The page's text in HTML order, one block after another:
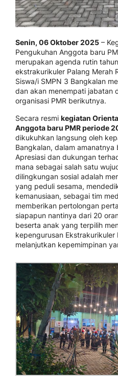
Senin, 06 Oktober 2025 –
Pengukuhan Anggota baru
merupakan agenda rutin
ekstrakurikuler Palang Merah
Siswa/i SMPN 3 Bangkalan
dan akan menempati jabatan
organisasi PMR berikutnya.
Secara resmi kegiatan
Anggota baru PMR periode
dikukuhkan langsung oleh
Bangkalan, dalam amanatnya
Apresiasi dan dukungan
mana sebagai salah satu
dilingkungan sosial adalah
yang peduli sesama,
kemanusiaan, sebagai tim
memberikan pertolongan
siapapun nantinya dari 20
beserta anak yang terpilih
kepengurusan
melanjutkan kepemimpinan